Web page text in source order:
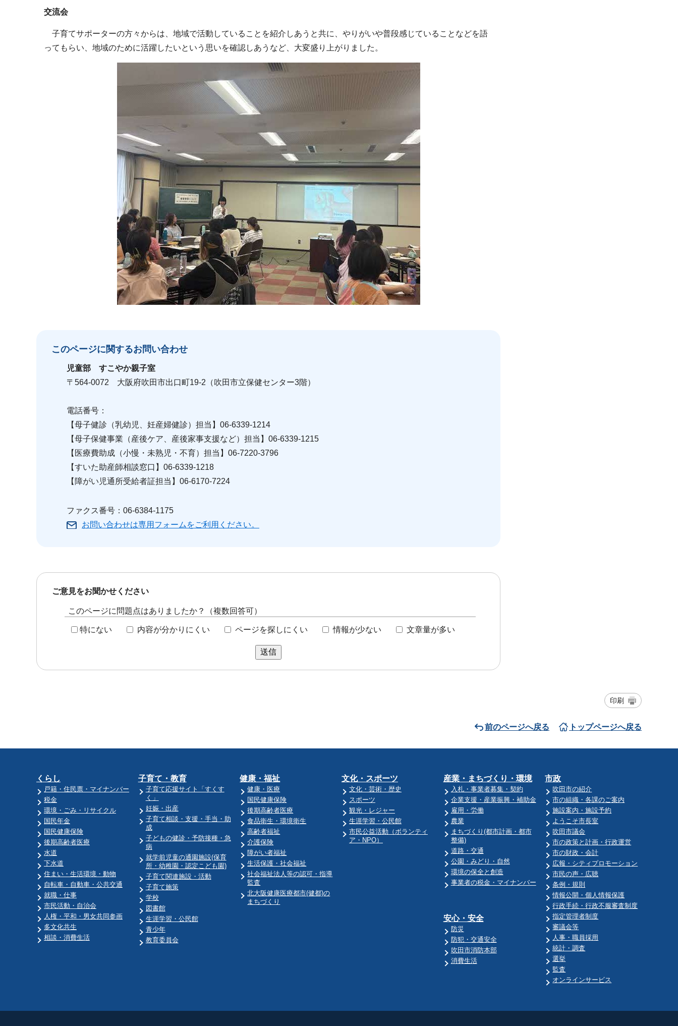
交流会
子育てサポーターの方々からは、地域で活動していることを紹介しあうと共に、やりがいや普段感じていることなどを語
ってもらい、地域のために活躍したいという思いを確認しあうなど、大変盛り上がりました。
このページに関するお問い合わせ
児童部 すこやか親子室
〒564-0072 大阪府吹田市出口町19-2（吹田市立保健センター3階）
電話番号：
【母子健診（乳幼児、妊産婦健診）担当】06-6339-1214
【母子保健事業（産後ケア、産後家事支援など）担当】06-6339-1215
【医療費助成（小慢・未熟児・不育）担当】06-7220-3796
【すいた助産師相談窓口】06-6339-1218
【障がい児通所受給者証担当】06-6170-7224
ファクス番号：06-6384-1175
お問い合わせは専用フォームをご利用ください。
ご意見をお聞かせください
このページに問題点はありましたか？（複数回答可）
特にない 内容が分かりにくい ページを探しにくい 情報が少ない 文章量が多い
送信
印刷
前のページへ戻る トップページへ戻る
くらし
戸籍・住民票・マイナンバー
税金
環境・ごみ・リサイクル
国民年金
国民健康保険
後期高齢者医療
水道
下水道
住まい・生活環境・動物
自転車・自動車・公共交通
就職・仕事
市民活動・自治会
人権・平和・男女共同参画
多文化共生
相談・消費生活
子育て・教育
子育て応援サイト「すくす
く」
妊娠・出産
子育て相談・支援・手当・助
成
子どもの健診・予防接種・急
病
就学前児童の通園施設(保育
所・幼稚園・認定こども園)
子育て関連施設・活動
子育て施策
学校
図書館
生涯学習・公民館
青少年
教育委員会
健康・福祉
健康・医療
国民健康保険
後期高齢者医療
食品衛生・環境衛生
高齢者福祉
介護保険
障がい者福祉
生活保護・社会福祉
社会福祉法人等の認可・指導
監査
北大阪健康医療都市(健都)の
まちづくり
文化・スポーツ
文化・芸術・歴史
スポーツ
観光・レジャー
生涯学習・公民館
市民公益活動（ボランティ
ア・NPO）
産業・まちづくり・環境
入札・事業者募集・契約
企業支援・産業振興・補助金
雇用・労働
農業
まちづくり(都市計画・都市
整備)
道路・交通
公園・みどり・自然
環境の保全と創造
事業者の税金・マイナンバー
安心・安全
防災
防犯・交通安全
吹田市消防本部
消費生活
市政
吹田市の紹介
市の組織・各課のご案内
施設案内・施設予約
ようこそ市長室
吹田市議会
市の政策と計画・行政運営
市の財政・会計
広報・シティプロモーション
市民の声・広聴
条例・規則
情報公開・個人情報保護
行政手続・行政不服審査制度
指定管理者制度
審議会等
人事・職員採用
統計・調査
選挙
監査
オンラインサービス